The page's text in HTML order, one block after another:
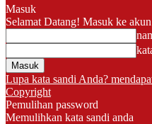
Masuk
Selamat Datang! Masuk ke
Lupa kata sandi Anda?
Copyright
Pemulihan password
Memulihkan kata sandi anda